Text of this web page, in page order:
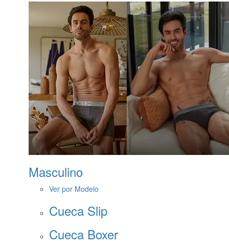
Masculino
Ver por Modelo
Cueca Slip
Cueca Boxer